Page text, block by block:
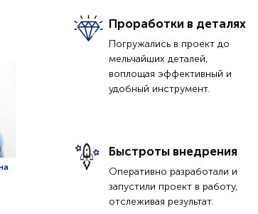
Маркина Полина Алексей Ли Кошелева Ольга
менеджер
Проработки в деталях
Погружались в проект до
мельчайших деталей,
воплощая эффективный и
удобный инструмент.
Быстроты внедрения
Оперативно разработали и
запустили проект в работу,
отслеживая результат.